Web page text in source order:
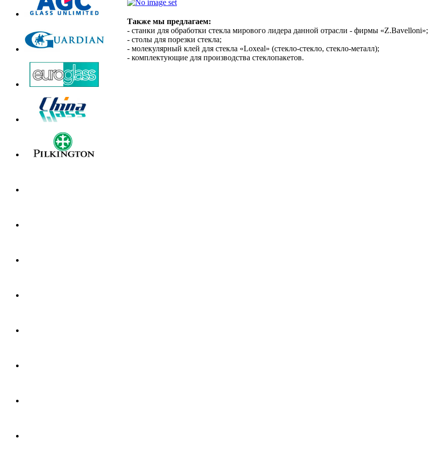
Также мы предлагаем:
- станки для обработки стекла мирового лидера данной отрасли - фирмы «Z.Bavelloni»;
- столы для порезки стекла;
- молекулярный клей для стекла «Loxeal» (стекло-стекло, стекло-металл);
- комплектующие для производства стеклопакетов.